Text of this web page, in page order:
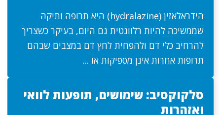
הידראלאזין (hydralazine) היא תרופה ותיקה
שממשיכה להיות רלוונטית גם היום, בעיקר כשצריך
להרחיב כלי דם ולהפחית לחץ דם במצבים שבהם
תרופות אחרות אינן מספיקות או ...
סלקוקסיב: שימושים, תופעות לוואי
ואזהרות